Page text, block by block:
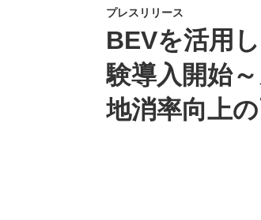
ニュース（新しいウィンドウを開き
よくあるご質問・
プレスリリース
BEVを活用
験導入開始
地消率向上